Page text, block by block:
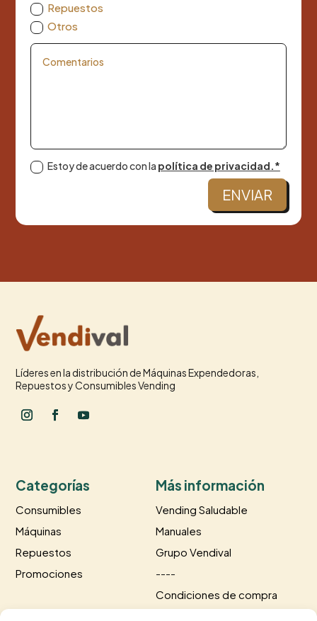
Repuestos
Otros
Estoy de acuerdo con la política de privacidad.*
ENVIAR
Líderes en la distribución de Máquinas Expendedoras,
Repuestos y Consumibles Vending
Categorías
Consumibles
Máquinas
Repuestos
Promociones
Más información
Vending Saludable
Manuales
Grupo Vendival
----
Condiciones de compra